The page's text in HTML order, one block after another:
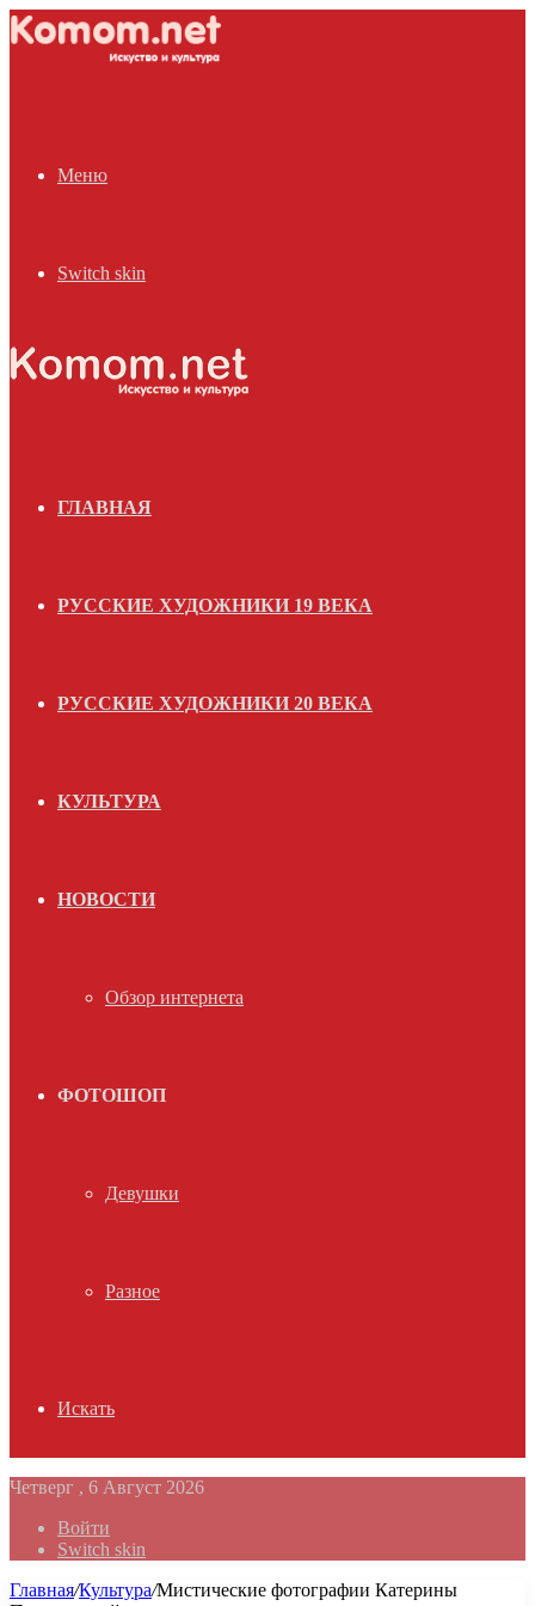
Меню
Switch skin
ГЛАВНАЯ
РУССКИЕ ХУДОЖНИКИ 19 ВЕКА
РУССКИЕ ХУДОЖНИКИ 20 ВЕКА
КУЛЬТУРА
НОВОСТИ
Обзор интернета
ФОТОШОП
Девушки
Разное
Искать
Четверг , 6 Август 2026
Войти
Switch skin
Главная/Культура/Мистические фотографии Катерины